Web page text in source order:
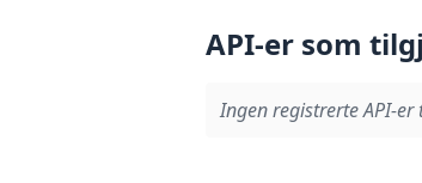
API-er som
Ingen registrerte API-